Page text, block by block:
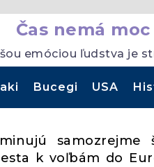
Čas nemá
emóciou ľudstva je
Bucegi USA
samozrejme
k voľbám do